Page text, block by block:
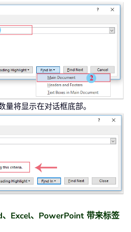
量将显示在对话框底部。
Excel、PowerPoint 带来标签